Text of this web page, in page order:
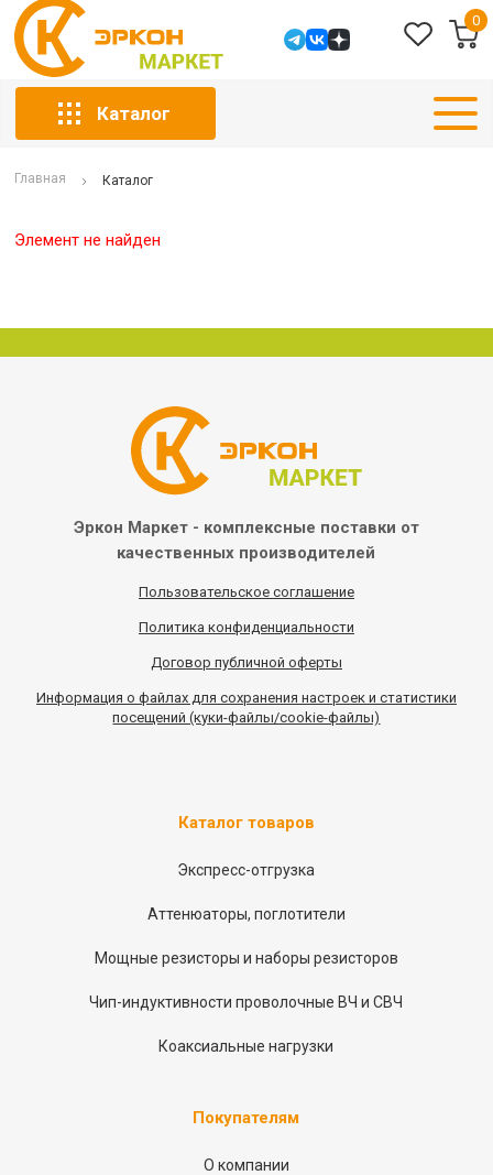
0
Каталог
Главная Каталог
Элемент не найден
Эркон Маркет - комплексные поставки от
качественных производителей
Пользовательское соглашение
Политика конфиденциальности
Договор публичной оферты
Информация о файлах для сохранения настроек и статистики
посещений (куки-файлы/cookie-файлы)
Каталог товаров
Экспресс-отгрузка
Аттенюаторы, поглотители
Мощные резисторы и наборы резисторов
Чип-индуктивности проволочные ВЧ и СВЧ
Коаксиальные нагрузки
Покупателям
О компании